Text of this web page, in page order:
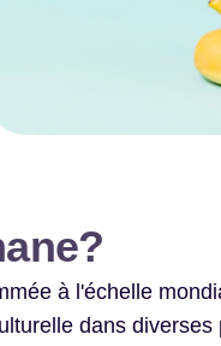
à l'échelle
dans